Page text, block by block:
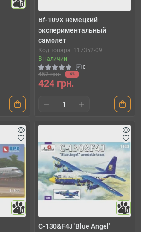
10
Bf-109X немецкий
экспериментальный
самолет
Код товара: 117352-09
В наличии
0
452 грн. -6%
424 грн.
10
10
C-130&F4J 'Blue Angel'